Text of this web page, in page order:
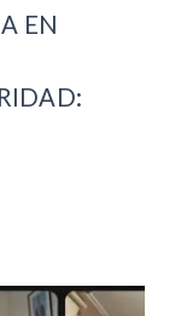
EN